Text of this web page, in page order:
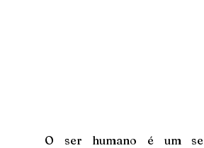
O ser humano é um